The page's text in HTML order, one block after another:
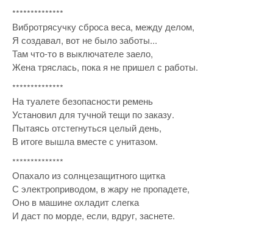
**************
Вибротрясучку сброса веса, между делом,
Я создавал, вот не было заботы...
Там что-то в выключателе заело,
Жена тряслась, пока я не пришел с работы.
**************
На туалете безопасности ремень
Установил для тучной тещи по заказу.
Пытаясь отстегнуться целый день,
В итоге вышла вместе с унитазом.
**************
Опахало из солнцезащитного щитка
С электроприводом, в жару не пропадете,
Оно в машине охладит слегка
И даст по морде, если, вдруг, заснете.